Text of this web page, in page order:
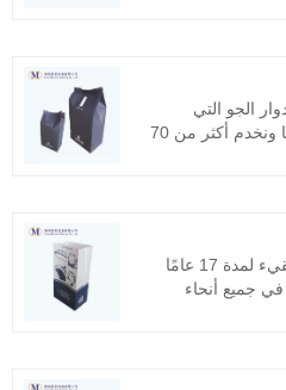
في الصين.
الجو التي
تستخدم لمرة واحدة لمدة 17 عامًا ونخدم أكثر من 70
على المدى
نحن محترفون في إنتاج أكياس القيء لمدة 17 عامًا
طيران في جميع أنحاء